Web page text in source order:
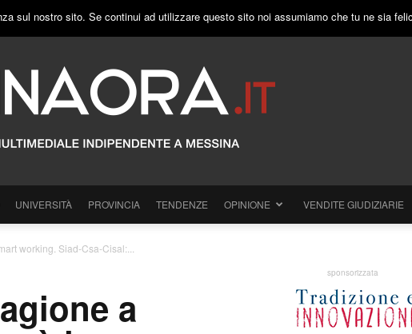
UNIVERSITÀ PROVINCIA TENDENZE OPINIONE VENDITE GIUDIZIARIE
working. Siad-Csa-Cisal:...
a
sponsorizzata
sul nostro sito. Se continui ad utilizzare questo sito noi assumiamo che tu ne sia